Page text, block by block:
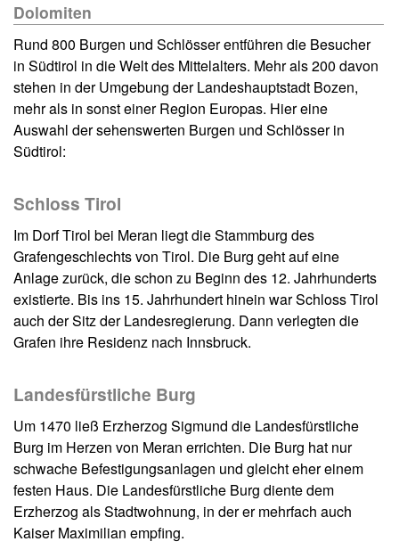
Dolomiten
Rund 800 Burgen und Schlösser entführen die Besucher
in Südtirol in die Welt des Mittelalters. Mehr als 200 davon
stehen in der Umgebung der Landeshauptstadt Bozen,
mehr als in sonst einer Region Europas. Hier eine
Auswahl der sehenswerten Burgen und Schlösser in
Südtirol:
Schloss Tirol
Im Dorf Tirol bei Meran liegt die Stammburg des
Grafengeschlechts von Tirol. Die Burg geht auf eine
Anlage zurück, die schon zu Beginn des 12. Jahrhunderts
existierte. Bis ins 15. Jahrhundert hinein war Schloss Tirol
auch der Sitz der Landesregierung. Dann verlegten die
Grafen ihre Residenz nach Innsbruck.
Landesfürstliche Burg
Um 1470 ließ Erzherzog Sigmund die Landesfürstliche
Burg im Herzen von Meran errichten. Die Burg hat nur
schwache Befestigungsanlagen und gleicht eher einem
festen Haus. Die Landesfürstliche Burg diente dem
Erzherzog als Stadtwohnung, in der er mehrfach auch
Kaiser Maximilian empfing.